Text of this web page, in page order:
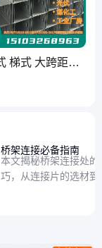
电保姆 槽式 梯式 大跨距直通 托盘式 锌铝镁桥架 275克 散热性好
桥架连接必备指南
本文揭秘桥架连接处
巧，从连接片的选材